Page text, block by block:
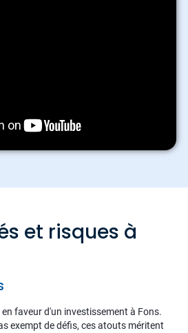
et risques à
faveur d'un investissement à Fons.
exempt de défis, ces atouts méritent